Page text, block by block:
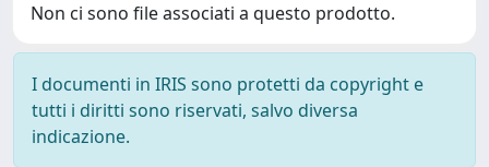
Non ci sono file associati a questo prodotto.
I documenti in IRIS sono protetti da copyright e
tutti i diritti sono riservati, salvo diversa
indicazione.